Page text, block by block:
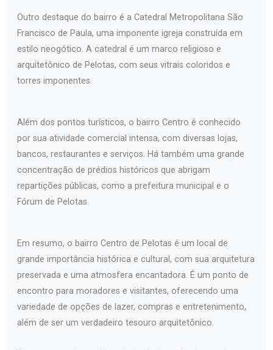
Outro destaque do bairro é a Catedral Metropolitana São
Francisco de Paula, uma imponente igreja construída em
estilo neogótico. A catedral é um marco religioso e
arquitetônico de Pelotas, com seus vitrais coloridos e
torres imponentes.
Além dos pontos turísticos, o bairro Centro é conhecido
por sua atividade comercial intensa, com diversas lojas,
bancos, restaurantes e serviços. Há também uma grande
concentração de prédios históricos que abrigam
repartições públicas, como a prefeitura municipal e o
Fórum de Pelotas.
Em resumo, o bairro Centro de Pelotas é um local de
grande importância histórica e cultural, com sua arquitetura
preservada e uma atmosfera encantadora. É um ponto de
encontro para moradores e visitantes, oferecendo uma
variedade de opções de lazer, compras e entretenimento,
além de ser um verdadeiro tesouro arquitetônico.